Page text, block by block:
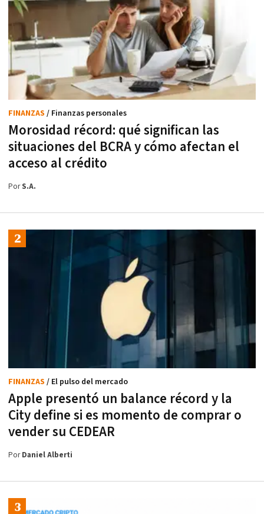
Morosidad récord: qué significan las
situaciones del BCRA y cómo afectan el
acceso al crédito
FINANZAS / Finanzas personales
PorS.A.
Apple presentó un balance récord y la
City define si es momento de comprar o
vender su CEDEAR
FINANZAS / El pulso del mercado
PorDaniel Alberti